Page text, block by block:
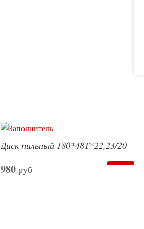
Диск пильный 180*48Т*22,23/20
980 руб